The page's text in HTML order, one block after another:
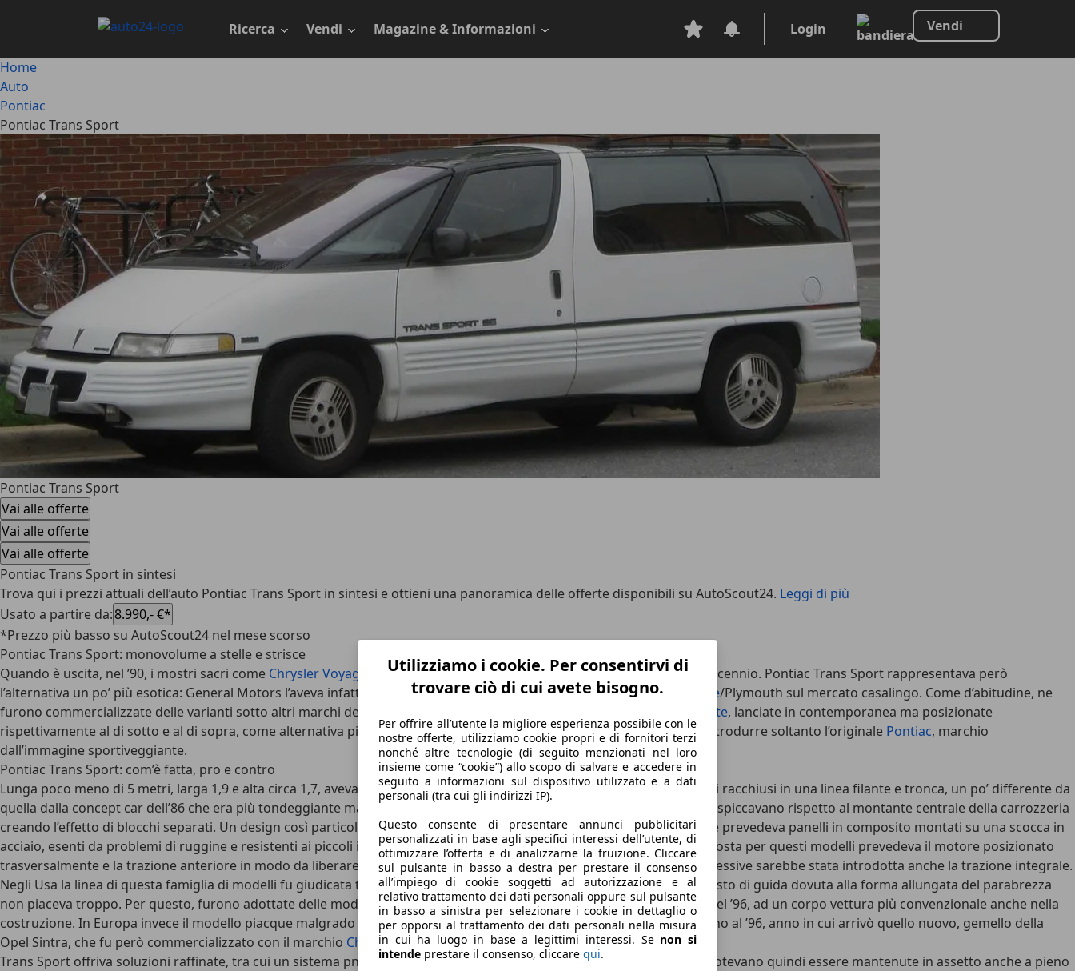
principale
Ricerca Vendi Magazine & Informazioni Login Vendi
Home
Auto
Pontiac
Pontiac Trans Sport
Pontiac Trans Sport
Vai alle offerte
Vai alle offerte
Vai alle offerte
Pontiac Trans Sport in sintesi
Trova qui i prezzi attuali dell’auto Pontiac Trans Sport in sintesi e ottieni una panoramica delle offerte disponibili su AutoScout24. Leggi di più
Usato a partire da:8.990,- €*
*Prezzo più basso su AutoScout24 nel mese scorso
Pontiac Trans Sport: monovolume a stelle e strisce
Quando è uscita, nel ’90, i mostri sacri come Chrysler Voyager Renault Espace erano già in commercio da quasi un decennio. Pontiac Trans Sport rappresentava però
l’alternativa un po’ più esotica: General Motors l’aveva infatti concepita proprio come rivale dei minivanChrysler Dodge/Plymouth sul mercato casalingo. Come d’abitudine, ne
furono commercializzate delle varianti sotto altri marchi del Gruppo, la Chevrolet Lumina APV e la
Oldsmobile Silhouette, lanciate in contemporanea ma posizionate
rispettivamente al di sotto e al di sopra, come alternativa più economica o più lussuosa. In Europa si scelse invece di introdurre soltanto l’originale Pontiac, marchio
dall’immagine sportiveggiante.
Pontiac Trans Sport: com’è fatta, pro e contro
Lunga poco meno di 5 metri, larga 1,9 e alta circa 1,7, aveva interni spaziosissimi con sedili posteriori singoli asportabili racchiusi in una linea filante e tronca, un po’ differente da
quella dalla concept car dell’86 che era più tondeggiante ma meno razionale. Particolari le vetrature in nero lucido che spiccavano rispetto al montante centrale della carrozzeria
creando l’effetto di blocchi separati. Un design così particolare si abbinava ad una costruzione altrettanto ricercata che prevedeva panelli in composito montati su una scocca in
acciaio, esenti da problemi di ruggine e resistenti ai piccoli impatti. La piattaforma, nota come U-body e sviluppata apposta per questi modelli prevedeva il motore posizionato
trasversalmente e la trazione anteriore in modo da liberare il massimo spazio. Su alcuni modelli nelle generazioni successive sarebbe stata introdotta anche la trazione integrale.
Negli Usa la linea di questa famiglia di modelli fu giudicata troppo avveniristica e inoltre, l’eccessiva arretratezza del posto di guida dovuta alla forma allungata del parabrezza
non piaceva troppo. Per questo, furono adottate delle modifiche già dal ’94 per arrivare, con la seconda generazione del ’96, ad un corpo vettura più convenzionale anche nella
costruzione. In Europa invece il modello piacque malgrado tutto e continuò ad essere venduto nella forma originale fino al ’96, anno in cui arrivò quello nuovo, gemello della
Opel Sintra, che fu però commercializzato con il marchio Chevrolet.
Trans Sport offriva soluzioni raffinate, tra cui un sistema pneumatico di livellamento delle sospensioni posteriori che potevano quindi essere mantenute in assetto anche a pieno
Utilizziamo i cookie. Per consentirvi di
trovare ciò di cui avete bisogno.
Per offrire all’utente la migliore esperienza possibile con le
nostre offerte, utilizziamo cookie propri e di fornitori terzi
nonché altre tecnologie (di seguito menzionati nel loro
insieme come “cookie”) allo scopo di salvare e accedere in
seguito a informazioni sul dispositivo utilizzato e a dati
personali (tra cui gli indirizzi IP).
Questo consente di presentare annunci pubblicitari
personalizzati in base agli specifici interessi dell’utente, di
ottimizzare l’offerta e di analizzarne la fruizione. Cliccare
sul pulsante in basso a destra per prestare il consenso
all’impiego di cookie soggetti ad autorizzazione e al
relativo trattamento dei dati personali oppure sul pulsante
in basso a sinistra per selezionare i cookie in dettaglio o
per opporsi al trattamento dei dati personali nella misura
in cui ha luogo in base a legittimi interessi. Se non si
intende prestare il consenso, cliccare qui.